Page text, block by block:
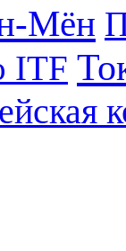
Мён
ITF